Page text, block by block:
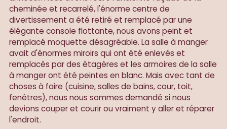
cheminée et recarrelé, l'énorme centre de
divertissement a été retiré et remplacé par une
élégante console flottante, nous avons peint et
remplacé moquette désagréable. La salle à manger
avait d'énormes miroirs qui ont été enlevés et
remplacés par des étagères et les armoires de la salle
à manger ont été peintes en blanc. Mais avec tant de
choses à faire (cuisine, salles de bains, cour, toit,
fenêtres), nous nous sommes demandé si nous
devions couper et courir ou vraiment y aller et réparer
l'endroit.